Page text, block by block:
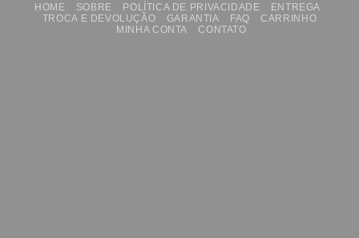
Delivery
HOME SOBRE POLÍTICA DE PRIVACIDADE
ENTREGA
TROCA E DEVOLUÇÃO
GARANTIA FAQ
CARRINHO
MINHA CONTA
CONTATO